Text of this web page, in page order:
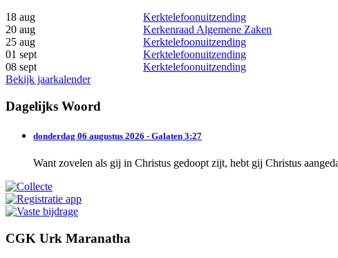
18 aug
Kerktelefoonuitzending
20 aug
Kerkenraad Algemene Zaken
25 aug
Kerktelefoonuitzending
01 sept
Kerktelefoonuitzending
08 sept
Kerktelefoonuitzending
Bekijk jaarkalender
Dagelijks Woord
donderdag 06 augustus 2026 - Galaten 3:27
Want zovelen als gij in Christus gedoopt zijt, hebt gij Christus
CGK Urk Maranatha